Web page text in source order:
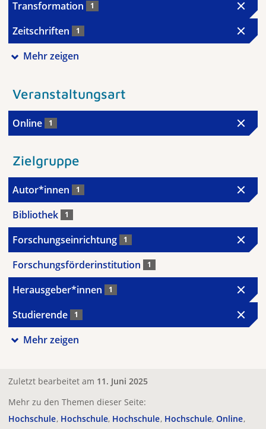
Transformation 1
Zeitschriften 1
Mehr zeigen
Veranstaltungsart
Online 1
Zielgruppe
Autor*innen 1
Bibliothek 1
Forschungseinrichtung 1
Forschungsförderinstitution 1
Herausgeber*innen 1
Studierende 1
Mehr zeigen
Zuletzt bearbeitet am 11. Juni 2025
Mehr zu den Themen dieser Seite:
Hochschule Hochschule Hochschule Hochschule Online